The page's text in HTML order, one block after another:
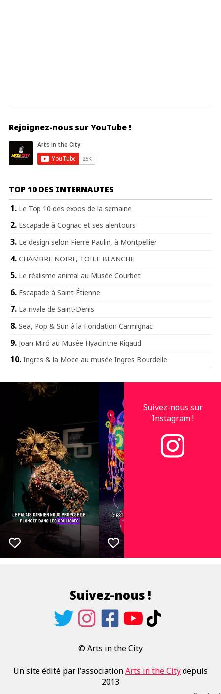
Rejoignez-nous sur YouTube !
TOP 10 DES INTERNAUTES
Le Top 10 des expos de la semaine
Escapade à Cognac et ses alentours
Le design selon Pierre Paulin, à Montpellier
CHAMBRE NOIRE, TOILE BLANCHE
Le réalisme animal au Musée Courbet
Escapade à Saint-Étienne
La rivale de Saint-Denis
Sea, Pop & Sun à la Fondation Carmignac
Joan Miró au Musée Hyacinthe Rigaud
Ingres & la Mode au musée Ingres Bourdelle
Suivez-nous sur
Instagram !
Suivez-nous !
© Arts in the City
Un site édité par l'associationArts in the Citydepuis
2013